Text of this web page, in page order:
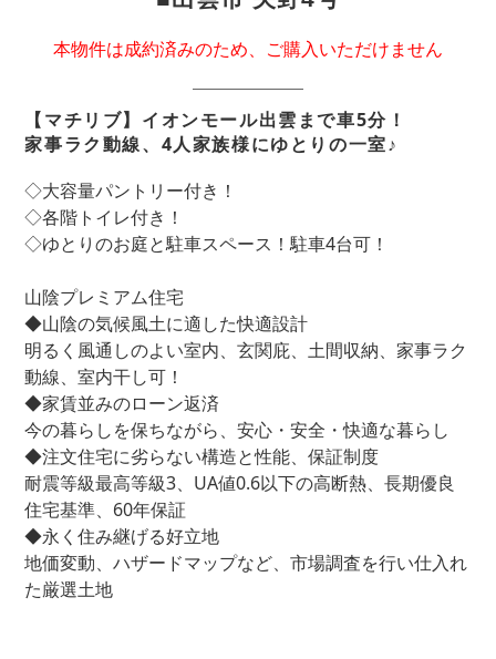
本物件は成約済みのため、ご購入いただけません
【マチリブ】イオンモール出雲まで車5分！
家事ラク動線、4人家族様にゆとりの一室♪
◇大容量パントリー付き！
◇各階トイレ付き！
◇ゆとりのお庭と駐車スペース！駐車4台可！
山陰プレミアム住宅
◆山陰の気候風土に適した快適設計
明るく風通しのよい室内、玄関庇、土間収納、家事ラク
動線、室内干し可！
◆家賃並みのローン返済
今の暮らしを保ちながら、安心・安全・快適な暮らし
◆注文住宅に劣らない構造と性能、保証制度
耐震等級最高等級3、UA値0.6以下の高断熱、長期優良
住宅基準、60年保証
◆永く住み継げる好立地
地価変動、ハザードマップなど、市場調査を行い仕入れ
た厳選土地